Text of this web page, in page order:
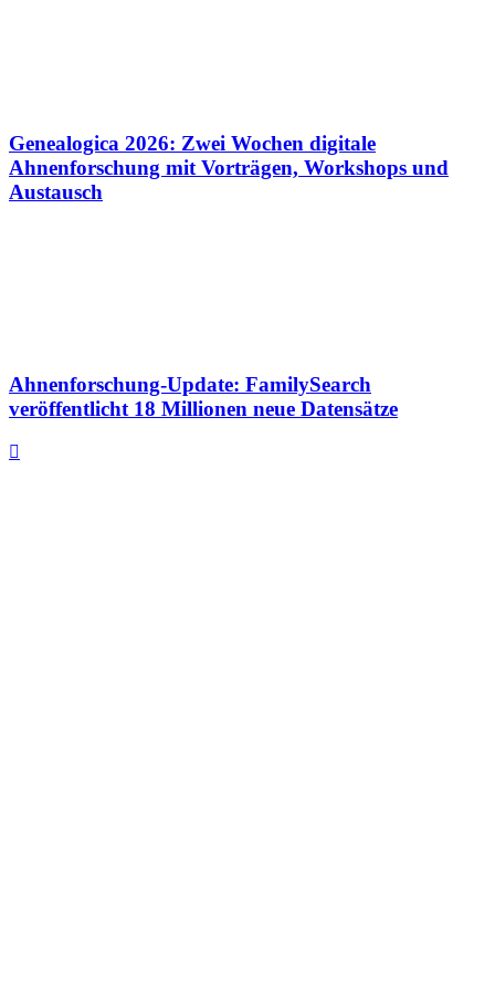
Genealogica 2026: Zwei Wochen digitale
Ahnenforschung mit Vorträgen, Workshops und
Austausch
Ahnenforschung-Update: FamilySearch
veröffentlicht 18 Millionen neue Datensätze